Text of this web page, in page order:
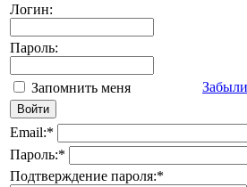
Логин:
Пароль:
Запомнить меня
Email:*
Пароль:*
Подтверждение пароля:*